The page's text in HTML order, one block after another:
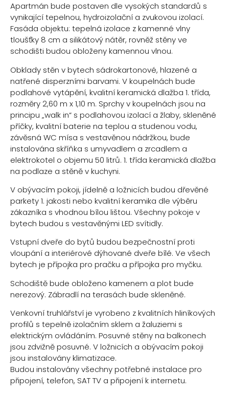
Apartmán bude postaven dle vysokých standardů s
vynikající tepelnou, hydroizolační a zvukovou izolací.
Fasáda objektu: tepelná izolace z kamenné vlny
tloušťky 8 cm a silikátový nátěr, rovněž stěny ve
schodišti budou obloženy kamennou vlnou.
Obklady stěn v bytech sádrokartonové, hlazené a
natřené disperzními barvami. V koupelnách bude
podlahové vytápění, kvalitní keramická dlažba 1. třída,
rozměry 2,60 m x 1,10 m. Sprchy v koupelnách jsou na
principu „walk in“ s podlahovou izolací a žlaby, skleněné
příčky, kvalitní baterie na teplou a studenou vodu,
závěsná WC mísa s vestavěnou nádržkou, bude
instalována skříňka s umyvadlem a zrcadlem a
elektrokotel o objemu 50 litrů. 1. třída keramická dlažba
na podlaze a stěně v kuchyni.
V obývacím pokoji, jídelně a ložnicích budou dřevěné
parkety 1. jakosti nebo kvalitní keramika dle výběru
zákazníka s vhodnou bílou lištou. Všechny pokoje v
bytech budou s vestavěnými LED svítidly.
Vstupní dveře do bytů budou bezpečnostní proti
vloupání a interiérové dýhované dveře bílé. Ve všech
bytech je přípojka pro pračku a přípojka pro myčku.
Schodiště bude obloženo kamenem a plot bude
nerezový. Zábradlí na terasách bude skleněné.
Venkovní truhlářství je vyrobeno z kvalitních hliníkových
profilů s tepelně izolačním sklem a žaluziemi s
elektrickým ovládáním. Posuvné stěny na balkonech
jsou zdvižně posuvné. V ložnicích a obývacím pokoji
jsou instalovány klimatizace.
Budou instalovány všechny potřebné instalace pro
připojení, telefon, SAT TV a připojení k internetu.